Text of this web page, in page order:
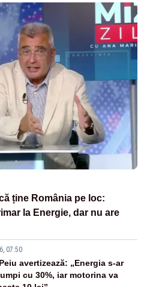
ține România pe loc:
la Energie, dar nu are
07:50
avertizează: „Energia s-ar
cu 30%, iar motorina va